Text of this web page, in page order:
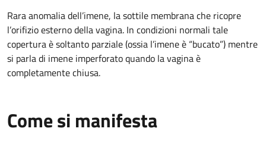
Rara anomalia dell’imene, la sottile membrana che ricopre
l’orifizio esterno della vagina. In condizioni normali tale
copertura è soltanto parziale (ossia l’imene è “bucato”) mentre
si parla di imene imperforato quando la vagina è
completamente chiusa.
Come si manifesta